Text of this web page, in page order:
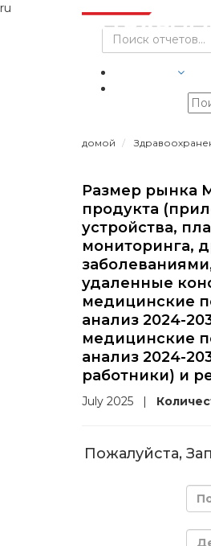
ru
домой
Размер рынка
продукта
устройства,
мониторинга,
удаленные
медицинские
анализ 2024-
медицинские
анализ 2024-
работники) и
July 2025 |
Пожалуйста,